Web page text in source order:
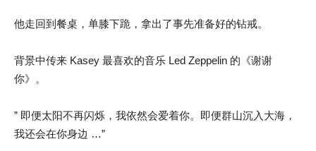
他走回到餐桌，单膝下跪，拿出了事先准备好的钻戒。
背景中传来 Kasey 最喜欢的音乐 Led Zeppelin 的《谢谢
你》。
” 即便太阳不再闪烁，我依然会爱着你。即便群山沉入大海，
我还会在你身边 …”